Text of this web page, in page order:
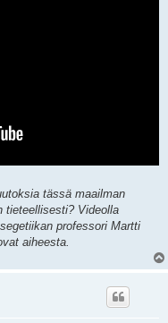
tässä maailman
tieteellisesti? Videolla
professori Martti
aiheesta.